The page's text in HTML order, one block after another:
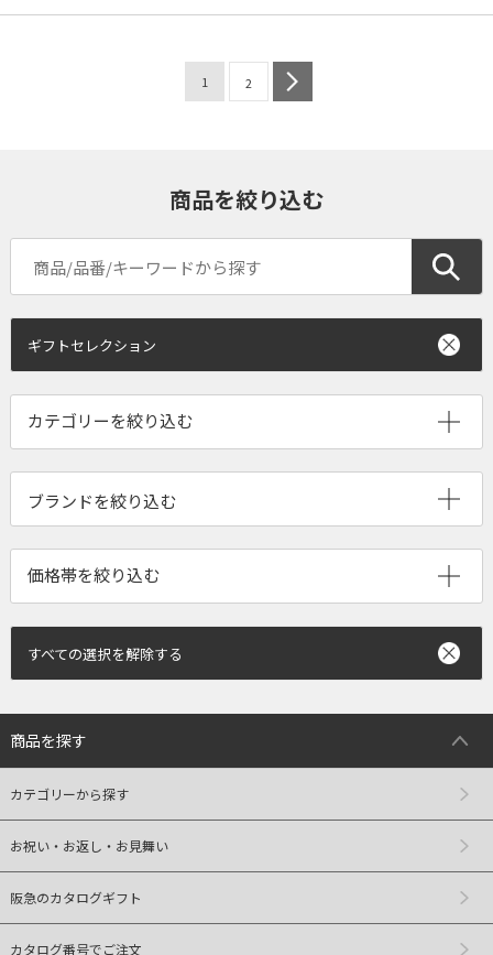
1 2
商品を絞り込む
ギフトセレクション
ブランドを絞り込む
すべての選択を解除する
商品を探す
カテゴリーから探す
お祝い・お返し・お見舞い
阪急のカタログギフト
カタログ番号でご注文